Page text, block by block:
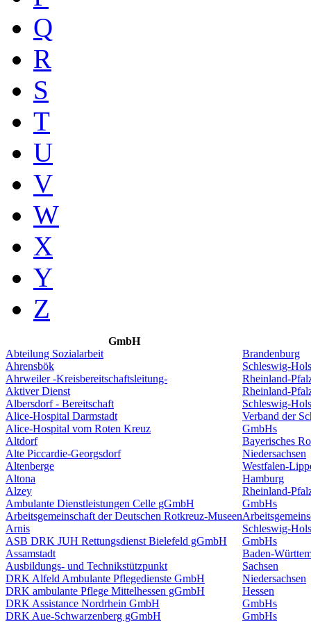
Q
R
S
T
U
V
W
X
Y
Z
GmbH
Abteilung Sozialarbeit
Brandenburg
Ahrensbök
Schleswig-
Ahrweiler -Kreisbereitschaftsleitung-
Rheinland-
Aktiver Dienst
Rheinland-
Albersdorf - Bereitschaft
Schleswig-
Alice-Hospital Darmstadt
Verband der
Alice-Hospital vom Roten Kreuz
GmbHs
Altdorf
Bayerisches
Alte Piccardie-Georgsdorf
Niedersachsen
Altenberge
Westfalen-
Altona
Hamburg
Alzey
Rheinland-
Ambulante Dienstleistungen Celle gGmbH
GmbHs
Arbeitsgemeinschaft der Deutschen Rotkreuz-Museen
Arnis
Schleswig-
ASB DRK JUH Rettungsdienst Bielefeld gGmbH
GmbHs
Assamstadt
Baden-
Ausbildungs- und Technikstützpunkt
Sachsen
DRK Alfeld Ambulante Pflegedienste GmbH
Niedersachsen
DRK ambulante Pflege Mittelhessen gGmbH
Hessen
DRK Assistance Nordrhein GmbH
GmbHs
DRK Aue-Schwarzenberg gGmbH
GmbHs